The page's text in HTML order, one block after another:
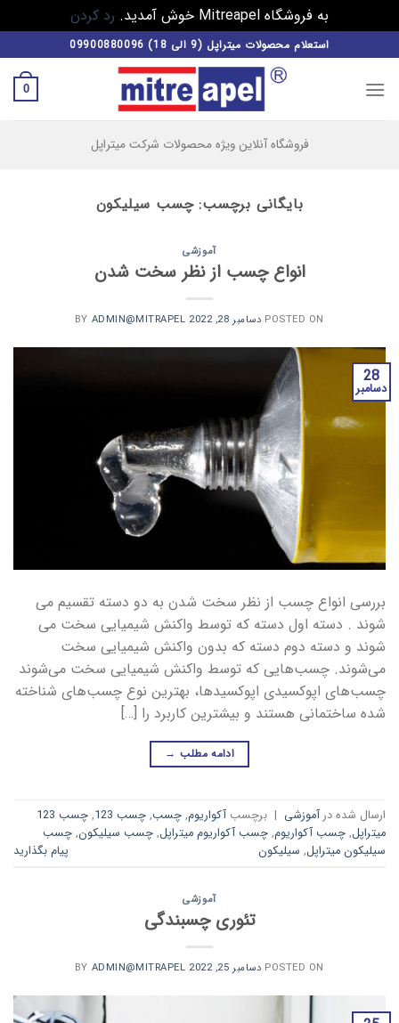
به فروشگاه Mitreapel خوش آمدید.
رد کردن
به
محتوا
استعلام محصولات میتراپل (9 الی 18) 09900880096
0
فروشگاه آنلاین ویژه محصولات شرکت میتراپل
بایگانی برچسب:چسب سیلیکون
آموزشی
انواع چسب از نظر سخت شدن
POSTED ON دسامبر 28, 2022 ADMIN@MITRAPEL
28
دسامبر
بررسی انواع چسب از نظر سخت شدن به دو دسته تقسیم می
شوند . دسته اول دسته که توسط واکنش شیمیایی سخت می
شوند و دسته دوم دسته که بدون واکنش شیمیایی سخت
می‌شوند. چسب‌هایی که توسط واکنش شیمیایی سخت می‌شوند
چسب‌های اپوکسیدی اپوکسیدها، بهترین نوع چسب‌های شناخته
شده ساختمانی هستند و بیشترین کاربرد را […]
ادامه مطلب →
ارسال شده درآموزشی | برچسبآکواریوم, چسب, چسب 123 ,
چسب 123
میتراپل, چسب آکواریوم, چسب آکواریوم میتراپل, چسب سیلیکون, چسب
سیلیکون میتراپل, سیلیکون پیام بگذارید
آموزشی
تئوری چسبندگی
POSTED ON دسامبر 25, 2022 ADMIN@MITRAPEL